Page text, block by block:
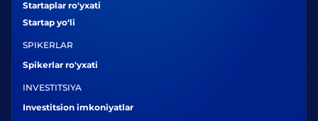
Startaplar ro'yxati
Startap yo‘li
SPIKERLAR
Spikerlar ro'yxati
INVESTITSIYA
Investitsion imkoniyatlar